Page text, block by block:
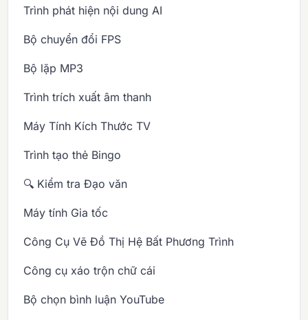
Trình phát hiện nội dung AI
Bộ chuyển đổi FPS
Bộ lặp MP3
Trình trích xuất âm thanh
Máy Tính Kích Thước TV
Trình tạo thẻ Bingo
🔍 Kiểm tra Đạo văn
Máy tính Gia tốc
Công Cụ Vẽ Đồ Thị Hệ Bất Phương Trình
Công cụ xáo trộn chữ cái
Bộ chọn bình luận YouTube